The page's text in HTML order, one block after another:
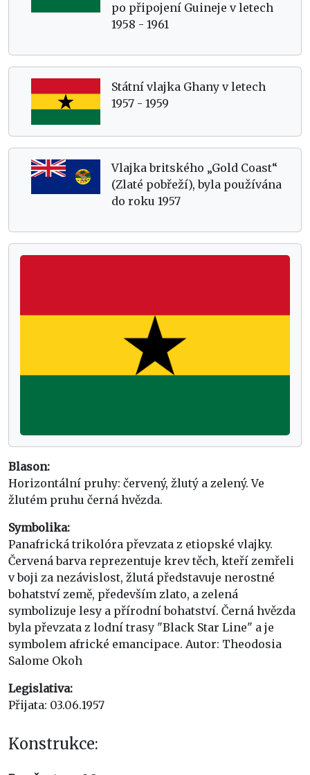
Blason:
Horizontální pruhy: červený, žlutý a zelený. Ve
žlutém pruhu černá hvězda.
Symbolika:
Panafrická trikolóra převzata z etiopské vlajky.
Červená barva reprezentuje krev těch, kteří zemřeli
v boji za nezávislost, žlutá představuje nerostné
bohatství země, především zlato, a zelená
symbolizuje lesy a přírodní bohatství. Černá hvězda
byla převzata z lodní trasy "Black Star Line" a je
symbolem africké emancipace. Autor: Theodosia
Salome Okoh
Legislativa:
Přijata: 03.06.1957
Konstrukce:
po připojení Guineje v letech
1958 - 1961
Státní vlajka Ghany v letech
1957 - 1959
Vlajka britského „Gold Coast“
(Zlaté pobřeží), byla používána
do roku 1957